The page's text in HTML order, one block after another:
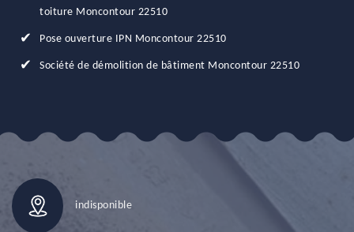
toiture Moncontour 22510
Pose ouverture IPN Moncontour 22510
Société de démolition de bâtiment Moncontour 22510
indisponible